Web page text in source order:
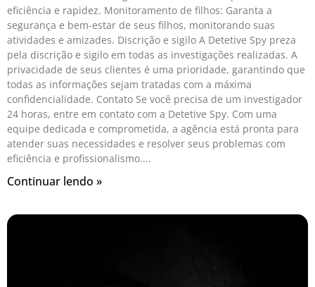
eficiência e rapidez. Monitoramento de filhos: Garanta a
segurança e bem-estar de seus filhos, monitorando suas
atividades e amizades. Discrição e sigilo A Detetive Spy preza
pela discrição e sigilo em todas as investigações realizadas. A
privacidade de seus clientes é uma prioridade, garantindo que
todas as informações sejam tratadas com a máxima
confidencialidade. Contato Se você precisa de um investigador
24 horas, entre em contato com a Detetive Spy. Com uma
equipe dedicada e comprometida, a agência está pronta para
atender suas necessidades e resolver seus problemas com
eficiência e profissionalismo.
Continuar lendo »